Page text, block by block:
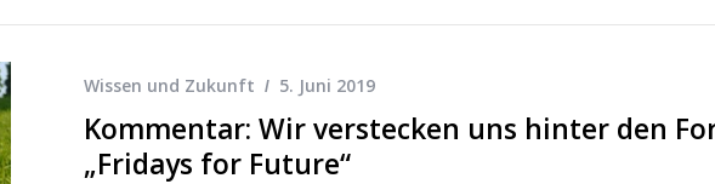
Wissen und Zukunft 5. Juni 2019
Kommentar: Wir verstecken uns hinter den
„Fridays for Future“